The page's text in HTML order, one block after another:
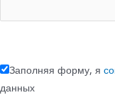
Заполняя форму, я
данных